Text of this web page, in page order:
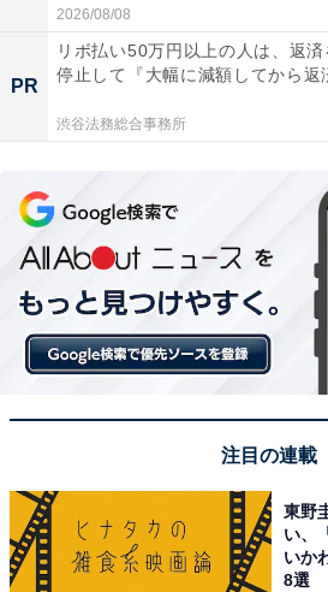
こちらもおすすめ
「四季折々の美しい
府県」ランキング！
2026/08/08
PR
リボ払い50万円以上の人は、返済
停止して『大幅に減額してから返
渋谷法務総合事務所
注目の連載
東野
い、
いか
8選